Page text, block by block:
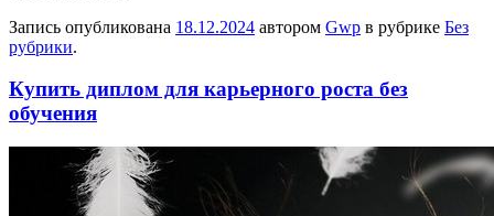
Запись опубликована 18.12.2024 автором Gwp в рубрике Без
рубрики.
Купить диплом для карьерного роста без
обучения